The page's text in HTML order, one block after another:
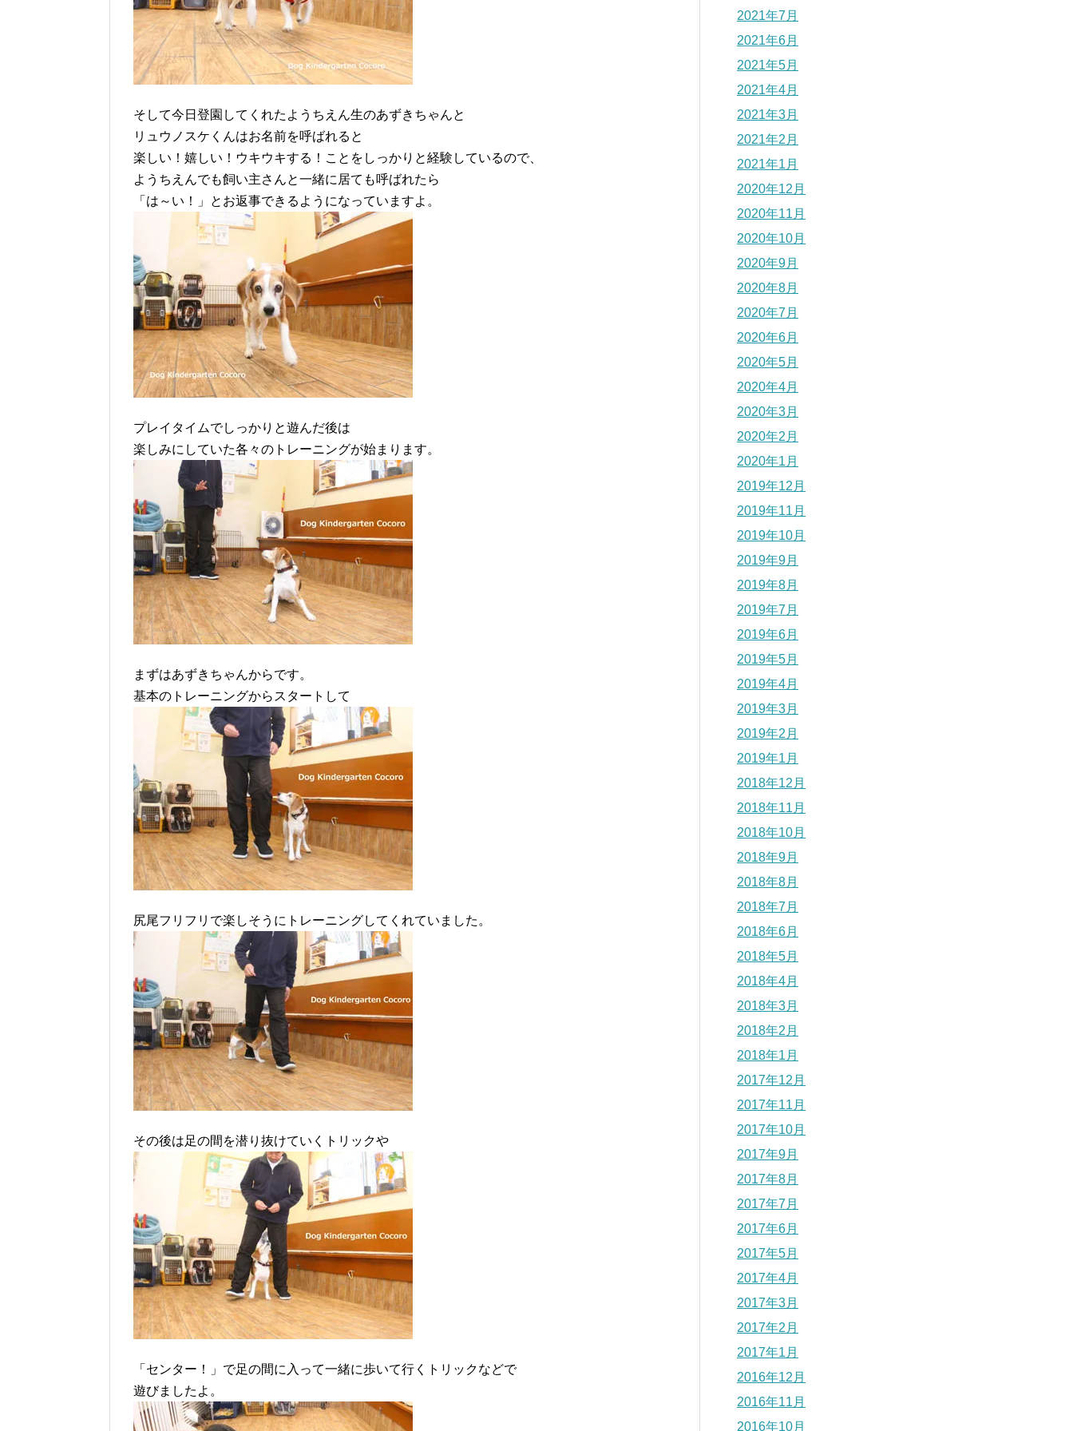
そして今日登園してくれたようちえん生のあずきちゃんと
リュウノスケくんはお名前を呼ばれると
楽しい！嬉しい！ウキウキする！ことをしっかりと経験しているので、
ようちえんでも飼い主さんと一緒に居ても呼ばれたら
「は～い！」とお返事できるようになっていますよ。
プレイタイムでしっかりと遊んだ後は
楽しみにしていた各々のトレーニングが始まります。
まずはあずきちゃんからです。
基本のトレーニングからスタートして
尻尾フリフリで楽しそうにトレーニングしてくれていました。
その後は足の間を潜り抜けていくトリックや
「センター！」で足の間に入って一緒に歩いて行くトリックなどで
遊びましたよ。
2021年7月
2021年6月
2021年5月
2021年4月
2021年3月
2021年2月
2021年1月
2020年12月
2020年11月
2020年10月
2020年9月
2020年8月
2020年7月
2020年6月
2020年5月
2020年4月
2020年3月
2020年2月
2020年1月
2019年12月
2019年11月
2019年10月
2019年9月
2019年8月
2019年7月
2019年6月
2019年5月
2019年4月
2019年3月
2019年2月
2019年1月
2018年12月
2018年11月
2018年10月
2018年9月
2018年8月
2018年7月
2018年6月
2018年5月
2018年4月
2018年3月
2018年2月
2018年1月
2017年12月
2017年11月
2017年10月
2017年9月
2017年8月
2017年7月
2017年6月
2017年5月
2017年4月
2017年3月
2017年2月
2017年1月
2016年12月
2016年11月
2016年10月